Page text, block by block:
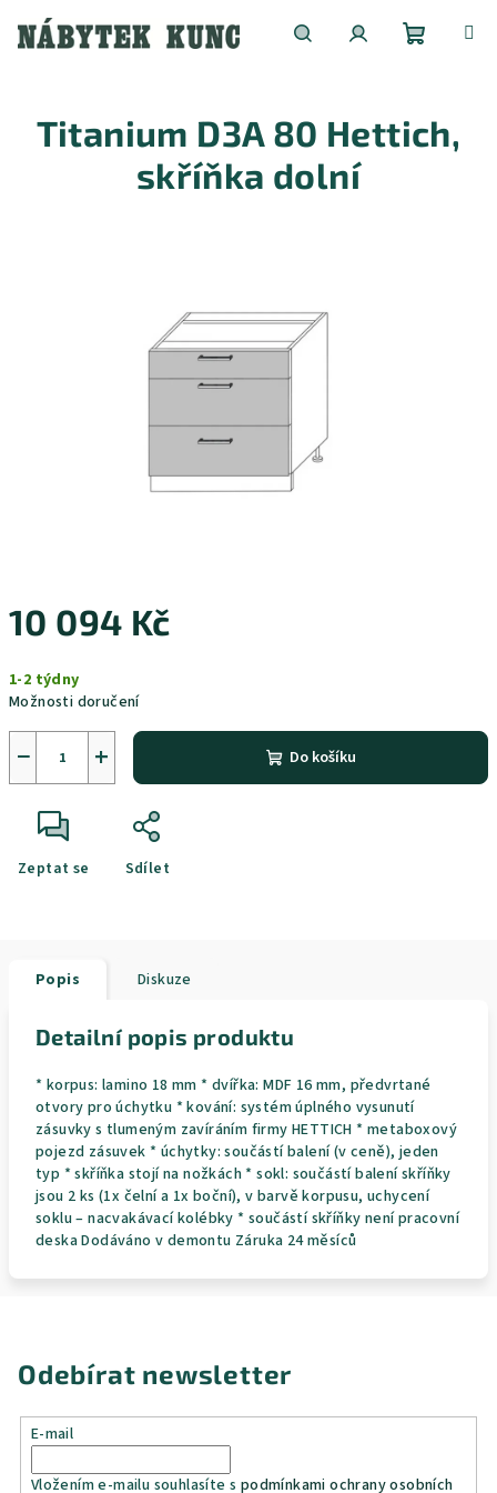
obsah
košík
10 094 Kč
cena:
1-2 týdny
Možnosti doručení
+
− Do košíku
Zeptat se Sdílet
Titanium D3A 80 Hettich,
skříňka dolní
Popis Diskuze
Detailní popis produktu
* korpus: lamino 18 mm * dvířka: MDF 16 mm, předvrtané
otvory pro úchytku * kování: systém úplného vysunutí
zásuvky s tlumeným zavíráním firmy HETTICH * metaboxový
pojezd zásuvek * úchytky: součástí balení (v ceně), jeden
typ * skříňka stojí na nožkách * sokl: součástí balení skříňky
jsou 2 ks (1x čelní a 1x boční), v barvě korpusu, uchycení
soklu – nacvakávací kolébky * součástí skříňky není pracovní
deska Dodáváno v demontu Záruka 24 měsíců
Odebírat newsletter
E-mail
Vložením e-mailu souhlasíte s podmínkami ochrany osobních